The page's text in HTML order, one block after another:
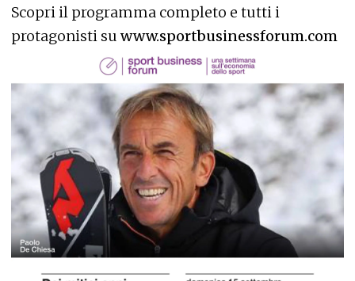
Scopri il programma completo e tutti i
protagonisti su www.sportbusinessforum.com